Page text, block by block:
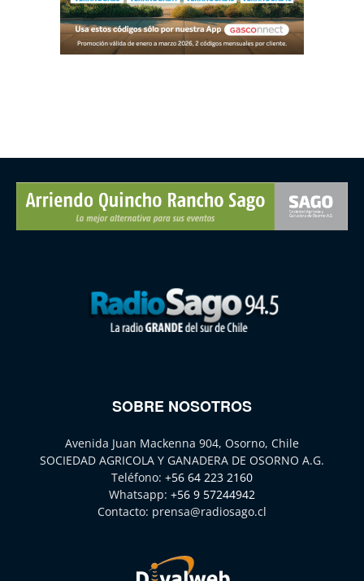
SOBRE NOSOTROS
Avenida Juan Mackenna 904, Osorno, Chile
SOCIEDAD AGRICOLA Y GANADERA DE OSORNO A.G.
Teléfono: +56 64 223 2160
Whatsapp: +56 9 57244942
Contacto: prensa@radiosago.cl